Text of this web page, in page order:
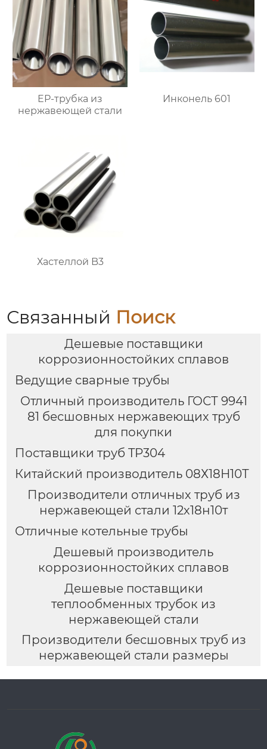
EP-трубка из
нержавеющей стали
Инконель 601
Хастеллой B3
Связанный Поиск
Дешевые поставщики
коррозионностойких сплавов
Ведущие сварные трубы
Отличный производитель ГОСТ 9941
81 бесшовных нержавеющих труб
для покупки
Поставщики труб TP304
Китайский производитель 08Х18Н10Т
Производители отличных труб из
нержавеющей стали 12х18н10т
Отличные котельные трубы
Дешевый производитель
коррозионностойких сплавов
Дешевые поставщики
теплообменных трубок из
нержавеющей стали
Производители бесшовных труб из
нержавеющей стали размеры